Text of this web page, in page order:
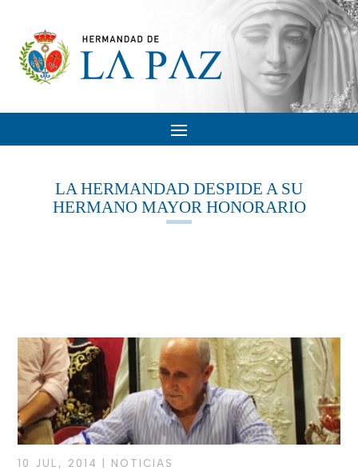
LA HERMANDAD DESPIDE A SU
HERMANO MAYOR HONORARIO
10 JUL, 2014 NOTICIAS